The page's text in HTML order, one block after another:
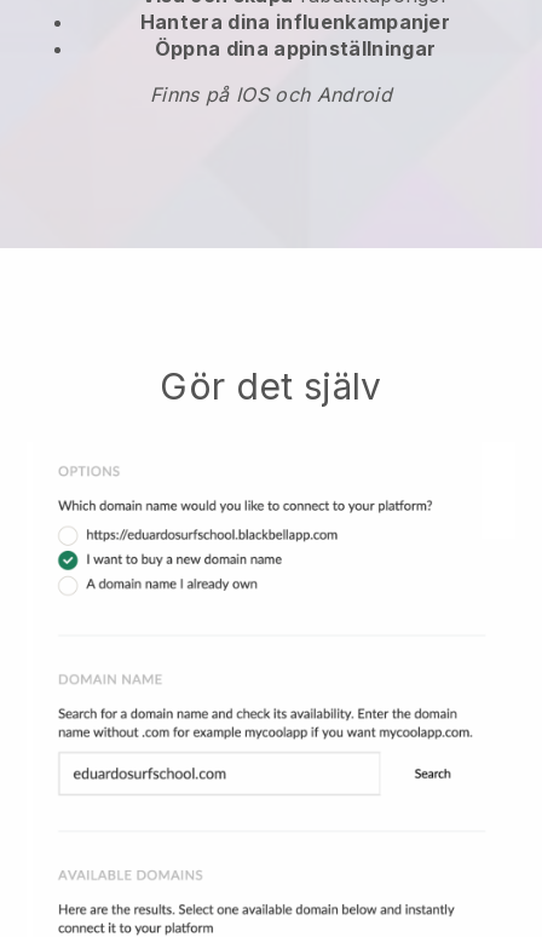
Hantera dina influenkampanjer
Öppna dina appinställningar
Finns på IOS och Android
Gör det själv